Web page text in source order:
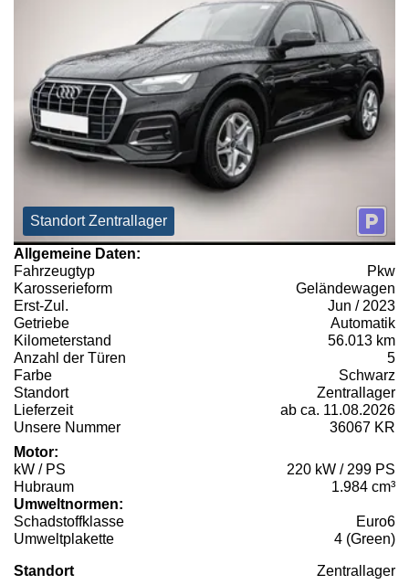
Standort Zentrallager
Allgemeine Daten:
Fahrzeugtyp
Pkw
Karosserieform
Geländewagen
Erst-Zul.
Jun / 2023
Getriebe
Automatik
Kilometerstand
56.013 km
Anzahl der Türen
5
Farbe
Schwarz
Standort
Zentrallager
Lieferzeit
ab ca. 11.08.2026
Unsere Nummer
36067 KR
Motor:
kW / PS
220 kW / 299 PS
Hubraum
1.984 cm³
Umweltnormen:
Schadstoffklasse
Euro6
Umweltplakette
4 (Green)
Standort Zentrallager